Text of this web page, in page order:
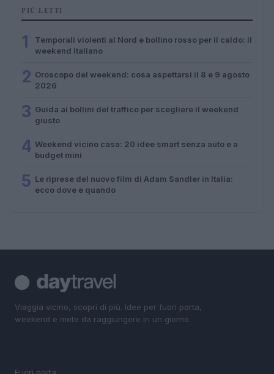
PIÙ LETTI
1
Temporali violenti al Nord e bollino rosso per il caldo: il
weekend italiano
2 Oroscopo del weekend: cosa aspettarsi il 8 e 9 agosto
2026
3 Guida ai bollini del traffico per scegliere il weekend
giusto
4 Weekend vicino casa: 20 idee smart senza auto e a
budget mini
5 Le riprese del nuovo film di Adam Sandler in Italia:
ecco dove e quando
Viaggia vicino, scopri di più. Idee per fuori porta,
weekend e mete da raggiungere in un giorno.